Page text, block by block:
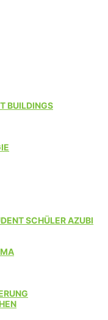
BUILDINGS
SCHÜLER AZUBI